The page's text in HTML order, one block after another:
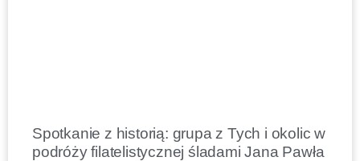
Spotkanie z historią: grupa z Tych i okolic w
podróży filatelistycznej śladami Jana Pawła